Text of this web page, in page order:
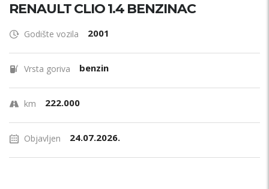
RENAULT CLIO 1.4 BENZINAC
Godište vozila 2001
Vrsta goriva benzin
km 222.000
Objavljen 24.07.2026.